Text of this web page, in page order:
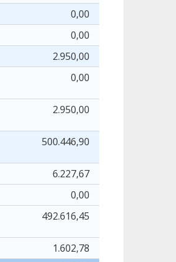
0,00
0,00
2.950,00
0,00
2.950,00
500.446,90
6.227,67
0,00
492.616,45
1.602,78